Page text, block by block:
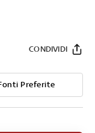
Preferite
CONDIVIDI